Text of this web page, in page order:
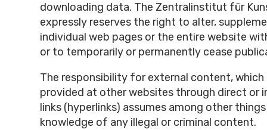
downloading data. The Zentralinstitut für
expressly reserves the right to alter,
individual web pages or the entire website
or to temporarily or permanently cease
The responsibility for external content,
provided at other websites through direct or
links (hyperlinks) assumes among other
knowledge of any illegal or criminal content.